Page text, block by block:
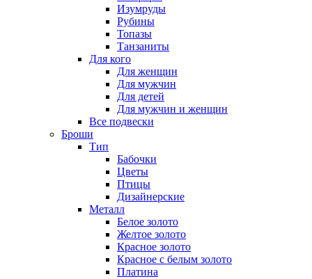
Изумруды
Рубины
Топазы
Танзаниты
Для кого
Для женщин
Для мужчин
Для детей
Для мужчин и женщин
Все подвески
Броши
Тип
Бабочки
Цветы
Птицы
Дизайнерские
Металл
Белое золото
Желтое золото
Красное золото
Красное с белым золото
Платина